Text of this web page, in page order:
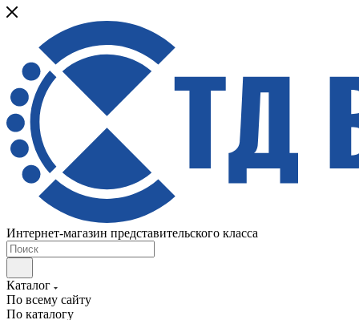
Интернет-магазин представительского класса
Каталог
По всему сайту
По каталогу